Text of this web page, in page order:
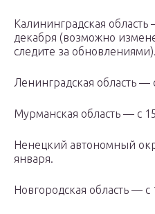
Калининградская область
декабря (возможно
следите за обновлениями).
Ленинградская область —
Мурманская область — с
Ненецкий автономный
января.
Новгородская область — с